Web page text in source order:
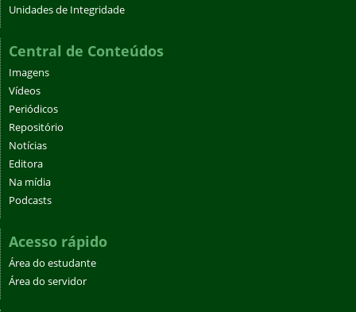
Unidades de Integridade
Central de Conteúdos
Imagens
Vídeos
Periódicos
Repositório
Notícias
Editora
Na mídia
Podcasts
Acesso rápido
Área do estudante
Área do servidor